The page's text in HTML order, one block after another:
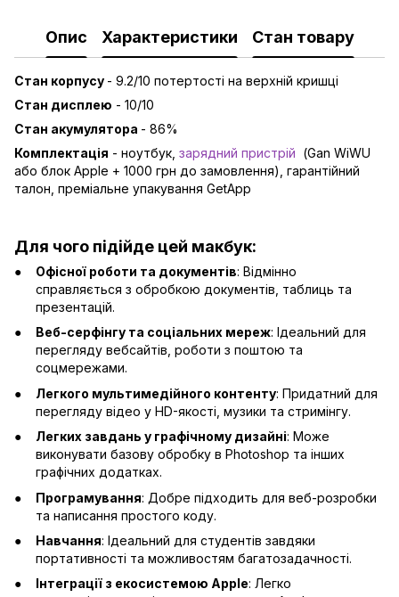
Опис Характеристики Стан товару
Стан корпусу - 9.2/10 потертості на верхній кришці
Стан дисплею - 10/10
Стан акумулятора - 86%
Комплектація - ноутбук, зарядний пристрій (Gan WiWU
або блок Apple + 1000 грн до замовлення), гарантійний
талон, преміальне упакування GetApp
Для чого підійде цей макбук:
Офісної роботи та документів: Відмінно
справляється з обробкою документів, таблиць та
презентацій.
Веб-серфінгу та соціальних мереж: Ідеальний для
перегляду вебсайтів, роботи з поштою та
соцмережами.
Легкого мультимедійного контенту: Придатний для
перегляду відео у HD-якості, музики та стримінгу.
Легких завдань у графічному дизайні: Може
виконувати базову обробку в Photoshop та інших
графічних додатках.
Програмування: Добре підходить для веб-розробки
та написання простого коду.
Навчання: Ідеальний для студентів завдяки
портативності та можливостям багатозадачності.
Інтеграції з екосистемою Apple: Легко